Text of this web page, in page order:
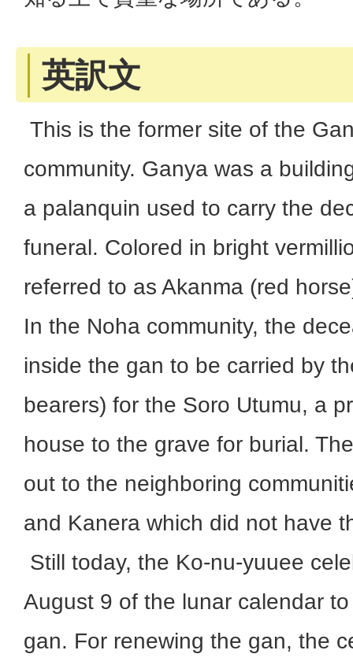
英訳文
This is the former site of the
community. Ganya was a
a palanquin used to carry the
funeral. Colored in bright
referred to as Akanma (red
In the Noha community, the
inside the gan to be carried by
bearers) for the Soro Utumu, a
house to the grave for burial.
out to the neighboring
and Kanera which did not have
Still today, the Ko-nu-yuuee
August 9 of the lunar calendar
gan. For renewing the gan, the